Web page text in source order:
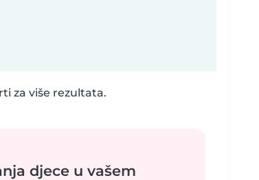
za više rezultata.
djece u vašem